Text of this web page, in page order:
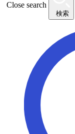
Close search
検索